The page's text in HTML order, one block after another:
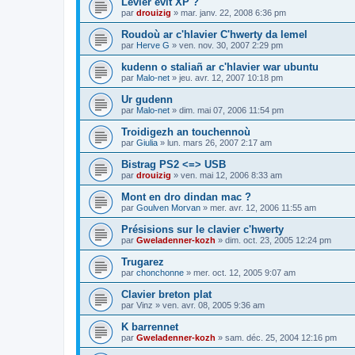
par drouizig » mar. janv. 22, 2008 6:36 pm
Roudoù ar c'hlavier C'hwerty da lemel
par Herve G » ven. nov. 30, 2007 2:29 pm
kudenn o staliañ ar c'hlavier war ubuntu
par Malo-net » jeu. avr. 12, 2007 10:18 pm
Ur gudenn
par Malo-net » dim. mai 07, 2006 11:54 pm
Troidigezh an touchennoù
par Giulia » lun. mars 26, 2007 2:17 am
Bistrag PS2 <=> USB
par drouizig » ven. mai 12, 2006 8:33 am
Mont en dro dindan mac ?
par Goulven Morvan » mer. avr. 12, 2006 11:55 am
Présisions sur le clavier c'hwerty
par Gweladenner-kozh » dim. oct. 23, 2005 12:24 pm
Trugarez
par chonchonne » mer. oct. 12, 2005 9:07 am
Clavier breton plat
par Vinz » ven. avr. 08, 2005 9:36 am
K barrennet
par Gweladenner-kozh » sam. déc. 25, 2004 12:16 pm